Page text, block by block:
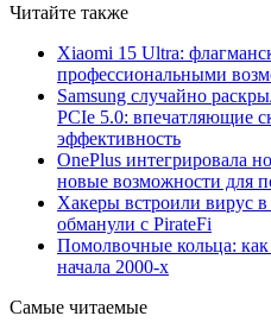
Читайте также
Xiaomi 15 Ultra:
профессиональными
Samsung случайно
PCIe 5.0: впечатляющие
эффективность
OnePlus интегрировала
новые возможности для
Хакеры встроили вирус в
обманули с PirateFi
Помолвочные кольца:
начала 2000-х
Самые читаемые